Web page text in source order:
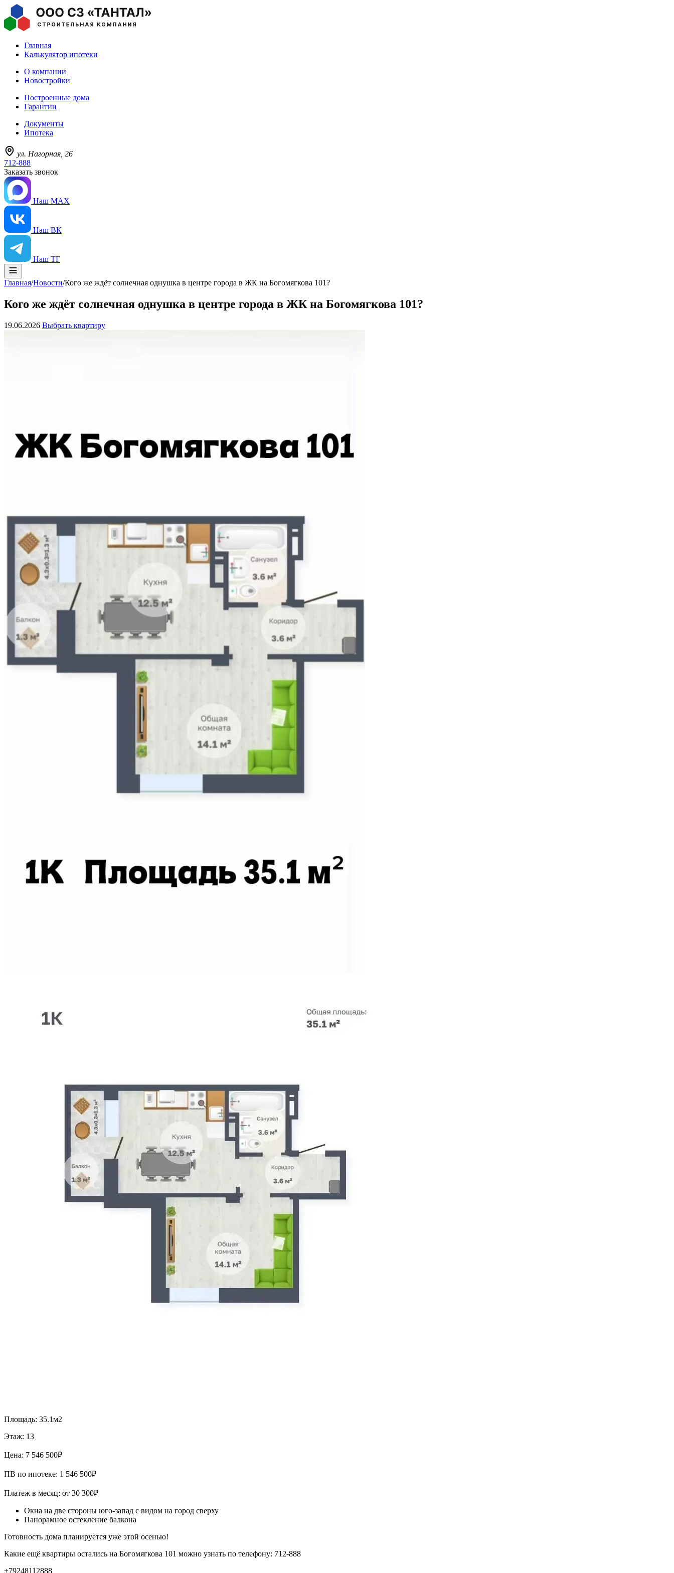
Главная
Калькулятор ипотеки
О компании
Новостройки
Построенные дома
Гарантии
Документы
Ипотека
ул. Нагорная, 26
712-888
Заказать звонок
Наш MAX
Наш ВК
Наш ТГ
Главная/Новости/Кого же ждёт солнечная однушка в центре города в ЖК на Богомягкова 101?
Кого же ждёт солнечная однушка в центре города в ЖК на Богомягкова 101?
19.06.2026 Выбрать квартиру
Площадь: 35.1м2
Этаж: 13
Цена: 7 546 500₽
ПВ по ипотеке: 1 546 500₽
Платеж в месяц: от 30 300₽
Окна на две стороны юго-запад с видом на город сверху
Панорамное остекление балкона
Готовность дома планируется уже этой осенью!
Какие ещё квартиры остались на Богомягкова 101 можно узнать по телефону: 712-888
+79248112888